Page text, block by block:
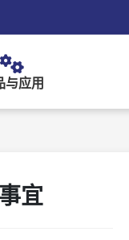
与应用
宜